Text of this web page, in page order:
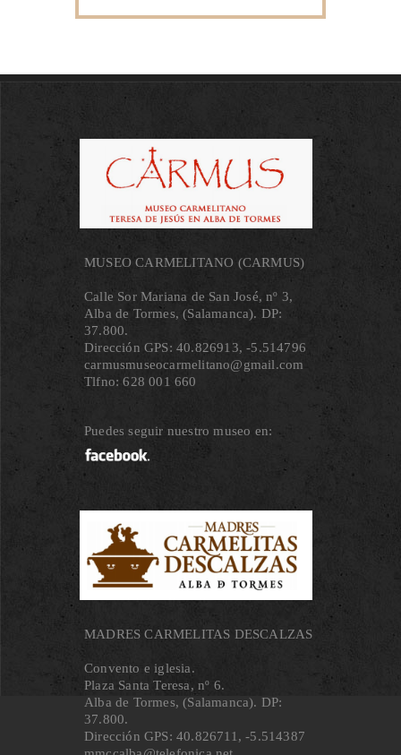
MUSEO CARMELITANO (CARMUS)
Calle Sor Mariana de San José, nº 3,
Alba de Tormes, (Salamanca). DP:
37.800.
Dirección GPS: 40.826913, ‐5.514796
carmusmuseocarmelitano@gmail.com
Tlfno: 628 001 660
Puedes seguir nuestro museo en:
MADRES CARMELITAS DESCALZAS
Convento e iglesia.
Plaza Santa Teresa, nº 6.
Alba de Tormes, (Salamanca). DP:
37.800.
Dirección GPS: 40.826711, ‐5.514387